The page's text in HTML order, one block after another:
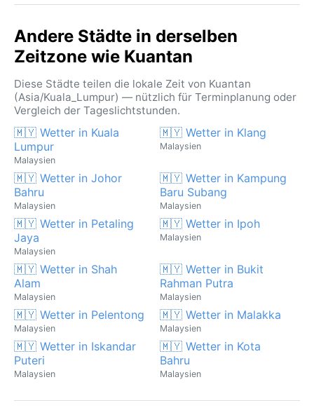
Andere Städte in derselben
Zeitzone wie Kuantan
Diese Städte teilen die lokale Zeit von Kuantan
(Asia/Kuala_Lumpur) — nützlich für Terminplanung oder
Vergleich der Tageslichtstunden.
🇲🇾 Wetter in Kuala
Lumpur
Malaysien
🇲🇾 Wetter in Klang
Malaysien
🇲🇾 Wetter in Johor
Bahru
Malaysien
🇲🇾 Wetter in Kampung
Baru Subang
Malaysien
🇲🇾 Wetter in Petaling
Jaya
Malaysien
🇲🇾 Wetter in Ipoh
Malaysien
🇲🇾 Wetter in Shah
Alam
Malaysien
🇲🇾 Wetter in Bukit
Rahman Putra
Malaysien
🇲🇾 Wetter in Pelentong
Malaysien
🇲🇾 Wetter in Malakka
Malaysien
🇲🇾 Wetter in Iskandar
Puteri
Malaysien
🇲🇾 Wetter in Kota
Bahru
Malaysien